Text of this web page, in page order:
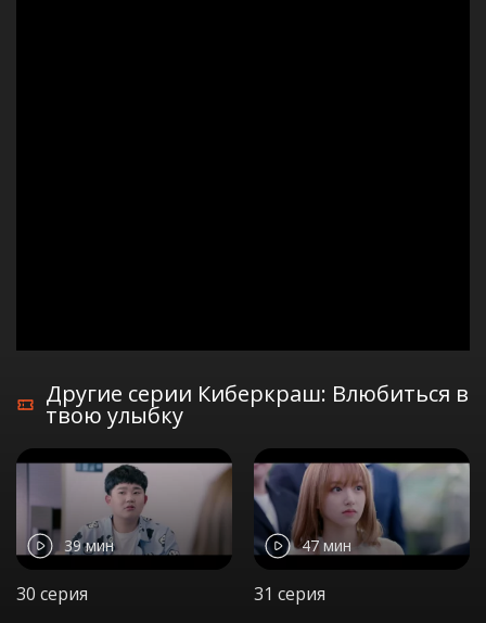
Другие серии Киберкраш: Влюбиться в
твою улыбку
39 мин
30 серия
47 мин
31 серия